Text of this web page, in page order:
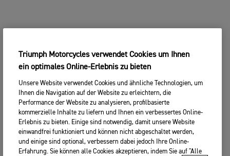
Triumph Motorcycles verwendet Cookies um Ihnen
ein optimales Online-Erlebnis zu bieten
Unsere Website verwendet Cookies und ähnliche Technologien, um
Ihnen die Navigation auf der Website zu erleichtern, die
Performance der Website zu analysieren, profilbasierte
kommerzielle Inhalte zu liefern und Ihnen ein verbessertes Online-
Erlebnis zu bieten. Einige sind notwendig, damit unsere Website
einwandfrei funktioniert und können nicht abgeschaltet werden,
und einige sind optional, verbessern dabei jedoch Ihre Online-
Erfahrung. Sie können alle Cookies akzeptieren, indem Sie auf "Alle